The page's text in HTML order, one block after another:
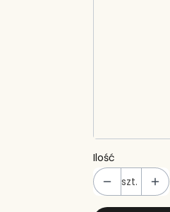
Ilość
szt.